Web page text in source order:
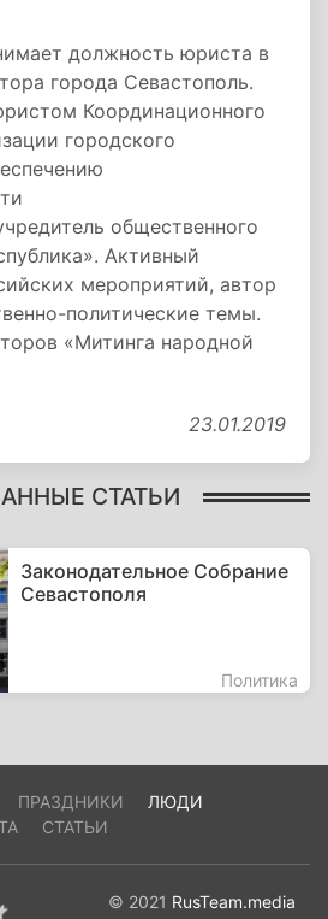
должность юриста в
города Севастополь.
Координационного
городского
общественного
Активный
мероприятий, автор
политические темы.
«Митинга народной
23.01.2019
СТАТЬИ
Законодательное Собрание
Севастополя
Политика
ПРАЗДНИКИ
ЛЮДИ
СТАТЬИ
© 2021 RusTeam.media